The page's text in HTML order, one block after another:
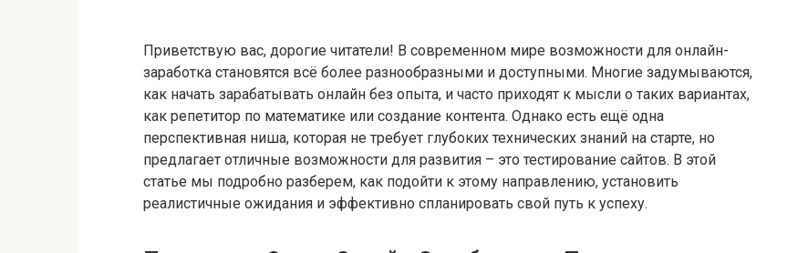
Приветствую вас, дорогие читатели! В современном мире возможности для онлайн-
заработка становятся всё более разнообразными и доступными. Многие задумываются,
как начать зарабатывать онлайн без опыта, и часто приходят к мысли о таких вариантах,
как репетитор по математике или создание контента. Однако есть ещё одна
перспективная ниша, которая не требует глубоких технических знаний на старте, но
предлагает отличные возможности для развития – это тестирование сайтов. В этой
статье мы подробно разберем, как подойти к этому направлению, установить
реалистичные ожидания и эффективно спланировать свой путь к успеху.